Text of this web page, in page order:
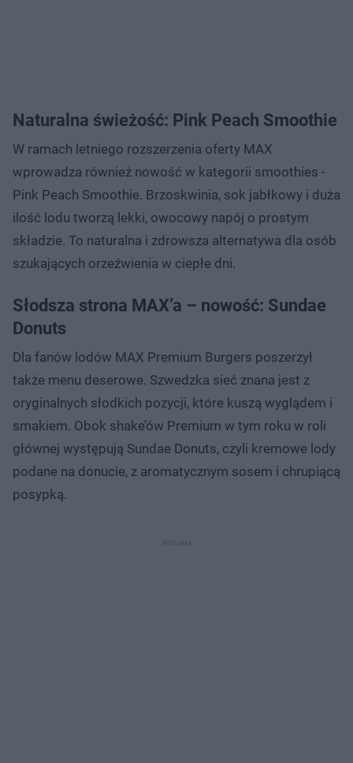
Naturalna świeżość: Pink Peach Smoothie
W ramach letniego rozszerzenia oferty MAX
wprowadza również nowość w kategorii smoothies -
Pink Peach Smoothie. Brzoskwinia, sok jabłkowy i duża
ilość lodu tworzą lekki, owocowy napój o prostym
składzie. To naturalna i zdrowsza alternatywa dla osób
szukających orzeźwienia w ciepłe dni.
Słodsza strona MAX’a – nowość: Sundae
Donuts
Dla fanów lodów MAX Premium Burgers poszerzył
także menu deserowe. Szwedzka sieć znana jest z
oryginalnych słodkich pozycji, które kuszą wyglądem i
smakiem. Obok shake’ów Premium w tym roku w roli
głównej występują Sundae Donuts, czyli kremowe lody
podane na donucie, z aromatycznym sosem i chrupiącą
posypką.